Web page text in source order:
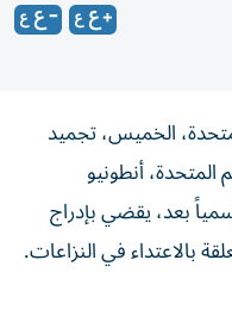
الخميس، تجميد
المتحدة، أنطونيو
بعد، يقضي بإدراج
بالاعتداء في النزاعات.